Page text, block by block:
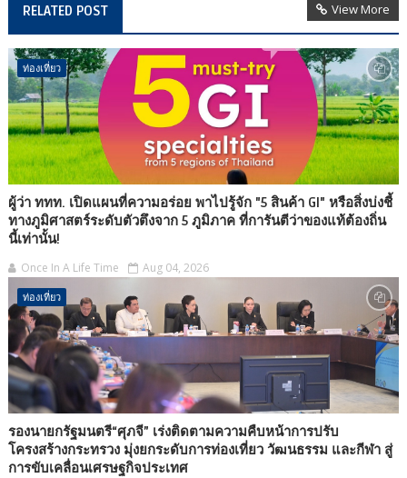
RELATED POST View More
ท่องเที่ยว
ผู้ว่า ททท. เปิดแผนที่ความอร่อย พาไปรู้จัก "5 สินค้า GI" หรือสิ่งบ่งชี้
ทางภูมิศาสตร์ระดับตัวตึงจาก 5 ภูมิภาค ที่การันตีว่าของแท้ต้องถิ่น
นี้เท่านั้น!
Once In A Life Time Aug 04, 2026
ท่องเที่ยว
รองนายกรัฐมนตรี“ศุภจี” เร่งติดตามความคืบหน้าการปรับ
โครงสร้างกระทรวง มุ่งยกระดับการท่องเที่ยว วัฒนธรรม และกีฬา สู่
การขับเคลื่อนเศรษฐกิจประเทศ